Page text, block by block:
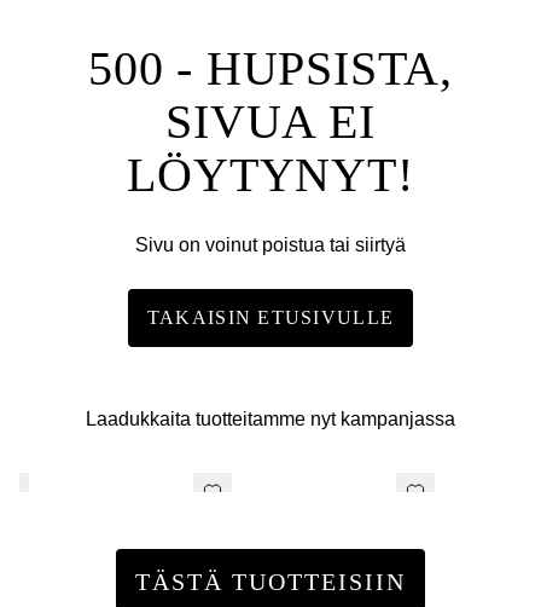
500 - HUPSISTA,
SIVUA EI
LÖYTYNYT!
Sivu on voinut poistua tai siirtyä
TAKAISIN ETUSIVULLE
Laadukkaita tuotteitamme nyt kampanjassa
TÄSTÄ TUOTTEISIIN